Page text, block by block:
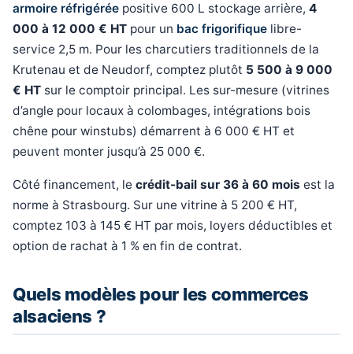
armoire réfrigérée positive 600 L stockage arrière, 4
000 à 12 000 € HT pour un bac frigorifique libre-
service 2,5 m. Pour les charcutiers traditionnels de la
Krutenau et de Neudorf, comptez plutôt 5 500 à 9 000
€ HT sur le comptoir principal. Les sur-mesure (vitrines
d’angle pour locaux à colombages, intégrations bois
chêne pour winstubs) démarrent à 6 000 € HT et
peuvent monter jusqu’à 25 000 €.
Côté financement, le crédit-bail sur 36 à 60 mois est la
norme à Strasbourg. Sur une vitrine à 5 200 € HT,
comptez 103 à 145 € HT par mois, loyers déductibles et
option de rachat à 1 % en fin de contrat.
Quels modèles pour les commerces
alsaciens ?